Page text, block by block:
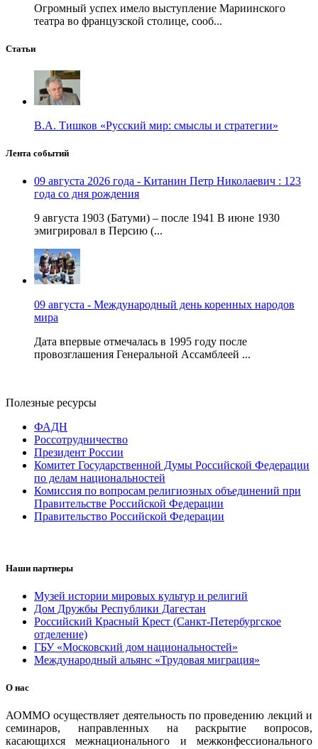
Огромный успех имело выступление Мариинского
театра во французской столице, сооб...
Статьи
В.А. Тишков «Русский мир: смыслы и стратегии»
Лента событий
09 августа 2026 года - Китанин Петр Николаевич : 123
года со дня рождения
9 августа 1903 (Батуми) – после 1941 В июне 1930
эмигрировал в Персию (...
09 августа - Международный день коренных народов
мира
Дата впервые отмечалась в 1995 году после
провозглашения Генеральной Ассамблеей ...
Полезные ресурсы
ФАДН
Россотрудничество
Президент России
Комитет Государственной Думы Российской Федерации
по делам национальностей
Комиссия по вопросам религиозных объединений при
Правительстве Российской Федерации
Правительство Российской Федерации
Наши партнеры
Музей истории мировых культур и религий
Дом Дружбы Республики Дагестан
Российский Красный Крест (Санкт-Петербургское
отделение)
ГБУ «Московский дом национальностей»
Международный альянс «Трудовая миграция»
О нас
АОММО осуществляет деятельность по проведению лекций и
семинаров, направленных на раскрытие вопросов,
касающихся межнационального и межконфессионального